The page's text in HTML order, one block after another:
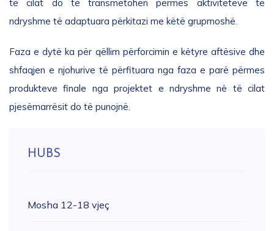
të cilat do të transmetohen përmes aktiviteteve të
ndryshme të adaptuara përkitazi me këtë grupmoshë.
Faza e dytë ka për qëllim përforcimin e këtyre aftësive dhe
shfaqjen e njohurive të përfituara nga faza e parë përmes
produkteve finale nga projektet e ndryshme në të cilat
pjesëmarrësit do të punojnë.
HUBS
Mosha 12-18 vjeç